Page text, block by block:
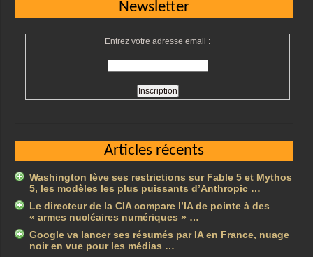
Newsletter
Entrez votre adresse email :
Articles récents
Washington lève ses restrictions sur Fable 5 et Mythos
5, les modèles les plus puissants d’Anthropic …
Le directeur de la CIA compare l’IA de pointe à des
« armes nucléaires numériques » …
Google va lancer ses résumés par IA en France, nuage
noir en vue pour les médias …